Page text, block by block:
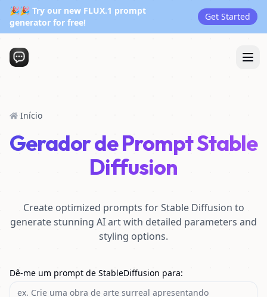
🎉🎉 Try our new FLUX.1 prompt
generator for free!
Get Started
Início
Gerador de Prompt Stable
Diffusion
Create optimized prompts for Stable Diffusion to
generate stunning AI art with detailed parameters and
styling options.
Dê-me um prompt de StableDiffusion para: